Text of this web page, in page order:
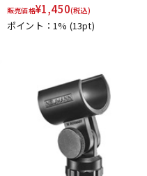
販売価格¥1,450(税込)
ポイント：1% (13pt)